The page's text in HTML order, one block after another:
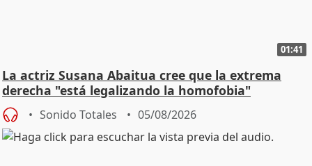
01:41
La actriz Susana Abaitua cree que la extrema
derecha "está legalizando la homofobia"
Sonido Totales 05/08/2026